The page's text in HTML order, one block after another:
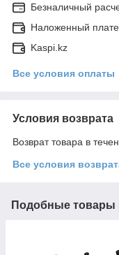
Безналичный
Наложенный
Kaspi.kz
Все условия оплаты
Условия возврата
Возврат товара в
Все условия
Подобные товары